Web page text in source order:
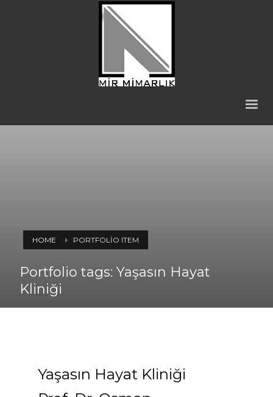
HOME PORTFOLIO ITEM
Portfolio tags: Yaşasın Hayat
Kliniği
Yaşasın Hayat Kliniği